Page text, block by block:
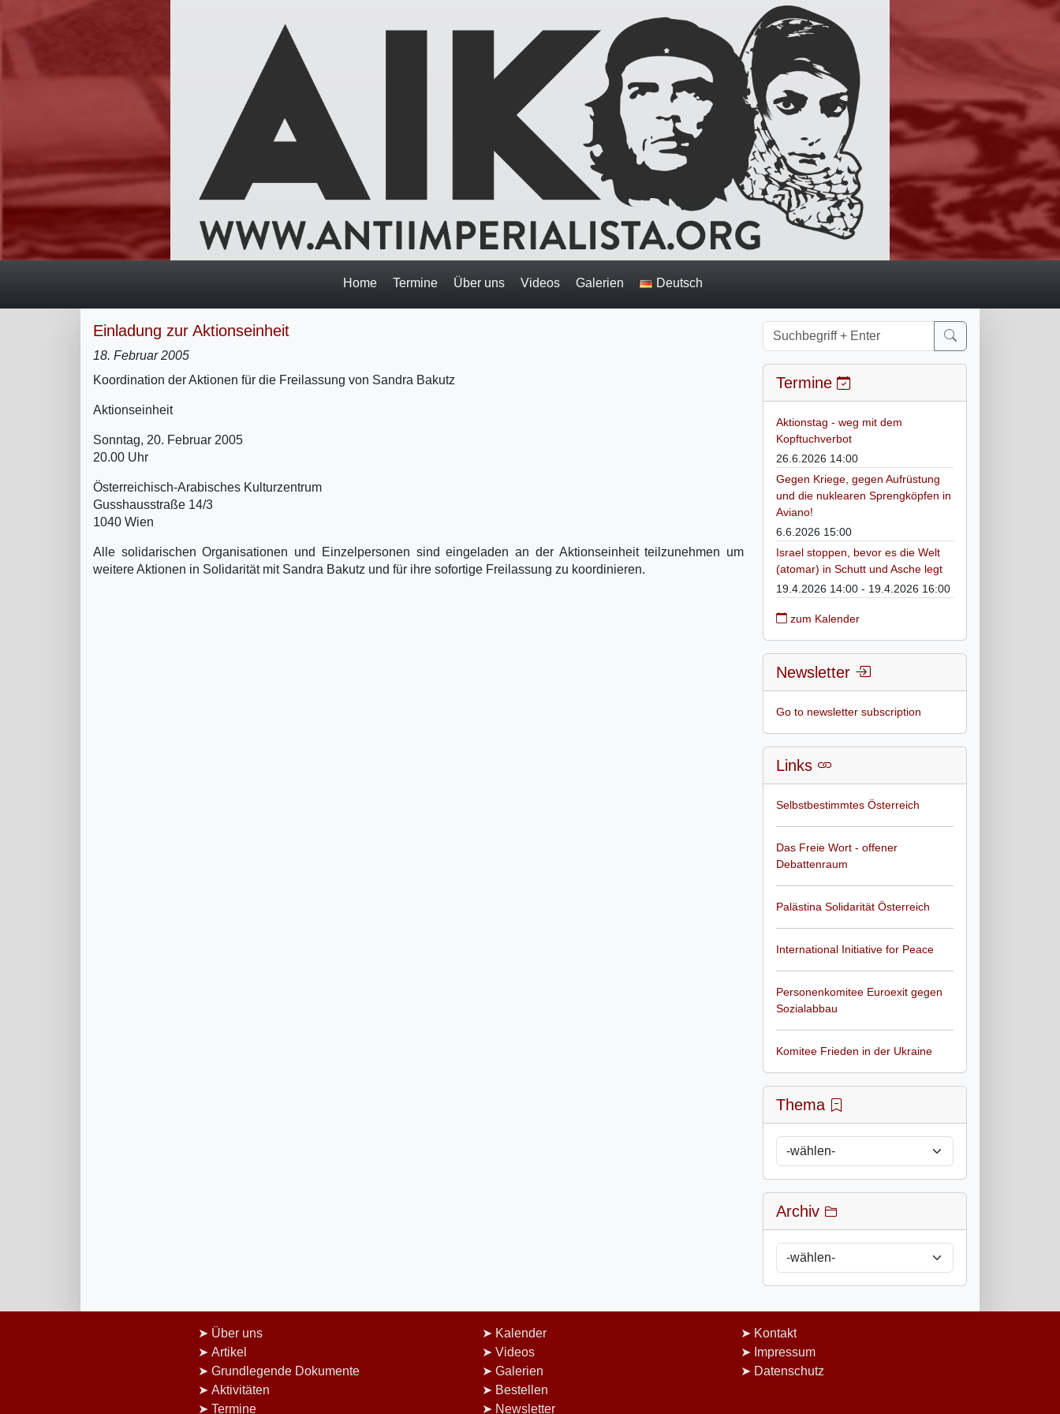
Home Termine Über uns Videos Galerien Deutsch
Einladung zur Aktionseinheit
18. Februar 2005
Koordination der Aktionen für die Freilassung von Sandra Bakutz
Aktionseinheit
Sonntag, 20. Februar 2005
20.00 Uhr
Österreichisch-Arabisches Kulturzentrum
Gusshausstraße 14/3
1040 Wien
Alle solidarischen Organisationen und Einzelpersonen sind eingeladen an der Aktionseinheit teilzunehmen um
weitere Aktionen in Solidarität mit Sandra Bakutz und für ihre sofortige Freilassung zu koordinieren.
Termine
Aktionstag - weg mit dem
Kopftuchverbot
26.6.2026 14:00
Gegen Kriege, gegen Aufrüstung
und die nuklearen Sprengköpfen in
Aviano!
6.6.2026 15:00
Israel stoppen, bevor es die Welt
(atomar) in Schutt und Asche legt
19.4.2026 14:00 - 19.4.2026 16:00
zum Kalender
Newsletter
Go to newsletter subscription
Links
Selbstbestimmtes Österreich
Das Freie Wort - offener
Debattenraum
Palästina Solidarität Österreich
International Initiative for Peace
Personenkomitee Euroexit gegen
Sozialabbau
Komitee Frieden in der Ukraine
Thema
Archiv
Über uns
Artikel
Grundlegende Dokumente
Aktivitäten
Termine
Kalender
Videos
Galerien
Bestellen
Newsletter
Kontakt
Impressum
Datenschutz